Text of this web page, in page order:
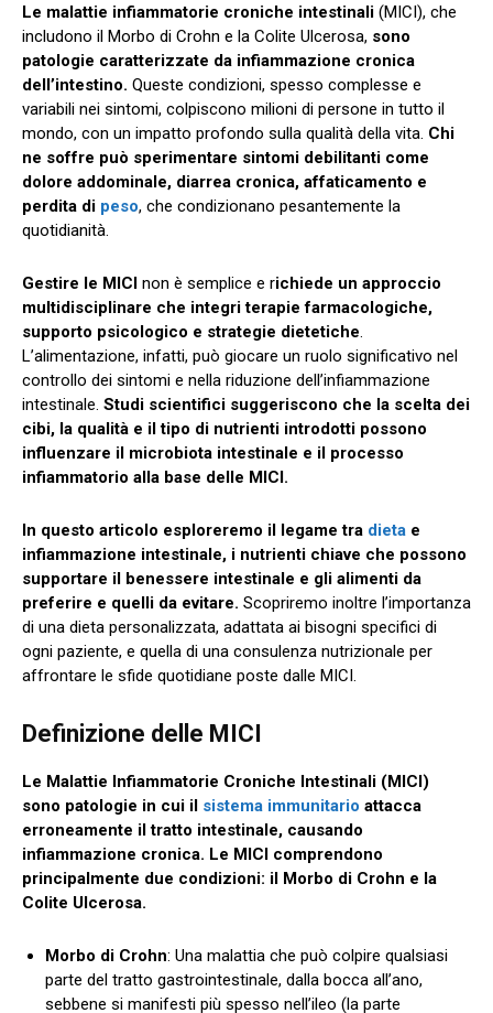
Le malattie infiammatorie croniche intestinali (MICI), che
includono il Morbo di Crohn e la Colite Ulcerosa, sono
patologie caratterizzate da infiammazione cronica
dell’intestino. Queste condizioni, spesso complesse e
variabili nei sintomi, colpiscono milioni di persone in tutto il
mondo, con un impatto profondo sulla qualità della vita. Chi
ne soffre può sperimentare sintomi debilitanti come
dolore addominale, diarrea cronica, affaticamento e
perdita di peso, che condizionano pesantemente la
quotidianità.
Gestire le MICI non è semplice e richiede un approccio
multidisciplinare che integri terapie farmacologiche,
supporto psicologico e strategie dietetiche.
L’alimentazione, infatti, può giocare un ruolo significativo nel
controllo dei sintomi e nella riduzione dell’infiammazione
intestinale. Studi scientifici suggeriscono che la scelta dei
cibi, la qualità e il tipo di nutrienti introdotti possono
influenzare il microbiota intestinale e il processo
infiammatorio alla base delle MICI.
In questo articolo esploreremo il legame tra dieta e
infiammazione intestinale, i nutrienti chiave che possono
supportare il benessere intestinale e gli alimenti da
preferire e quelli da evitare. Scopriremo inoltre l’importanza
di una dieta personalizzata, adattata ai bisogni specifici di
ogni paziente, e quella di una consulenza nutrizionale per
affrontare le sfide quotidiane poste dalle MICI.
Definizione delle MICI
Le Malattie Infiammatorie Croniche Intestinali (MICI)
sono patologie in cui il sistema immunitario attacca
erroneamente il tratto intestinale, causando
infiammazione cronica. Le MICI comprendono
principalmente due condizioni: il Morbo di Crohn e la
Colite Ulcerosa.
Morbo di Crohn: Una malattia che può colpire qualsiasi
parte del tratto gastrointestinale, dalla bocca all’ano,
sebbene si manifesti più spesso nell’ileo (la parte